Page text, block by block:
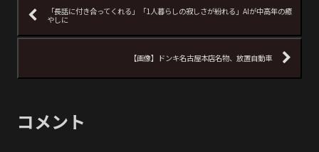
「長話に付き合ってくれる」「1人暮らしの寂しさが紛れる」AIが中高年の癒
やしに
【画像】ドンキ名古屋本店名物、放置自動車
コメント